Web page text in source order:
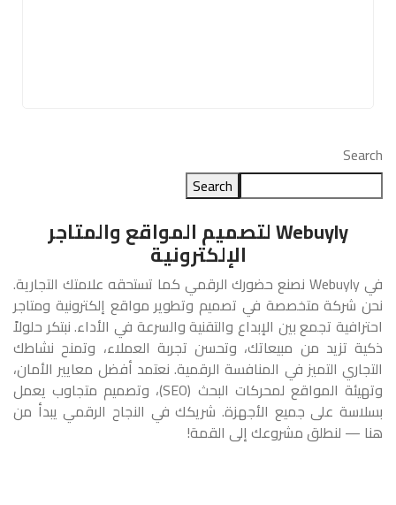
Search
Search
Webuyly لتصميم المواقع والمتاجر
الإلكترونية
في Webuyly نصنع حضورك الرقمي كما تستحقه علامتك التجارية.
نحن شركة متخصصة في تصميم وتطوير مواقع إلكترونية ومتاجر
احترافية تجمع بين الإبداع والتقنية والسرعة في الأداء. نبتكر حلولاً
ذكية تزيد من مبيعاتك، وتحسن تجربة العملاء، وتمنح نشاطك
التجاري التميز في المنافسة الرقمية. نعتمد أفضل معايير الأمان،
وتهيئة المواقع لمحركات البحث (SEO)، وتصميم متجاوب يعمل
بسلاسة على جميع الأجهزة. شريكك في النجاح الرقمي يبدأ من
هنا — لنطلق مشروعك إلى القمة!